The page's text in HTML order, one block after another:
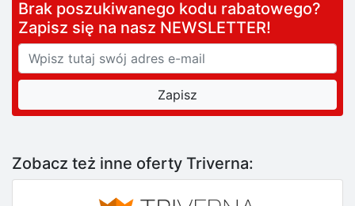
Brak poszukiwanego kodu rabatowego?
Zapisz się na nasz NEWSLETTER!
Zobacz też inne oferty Triverna: